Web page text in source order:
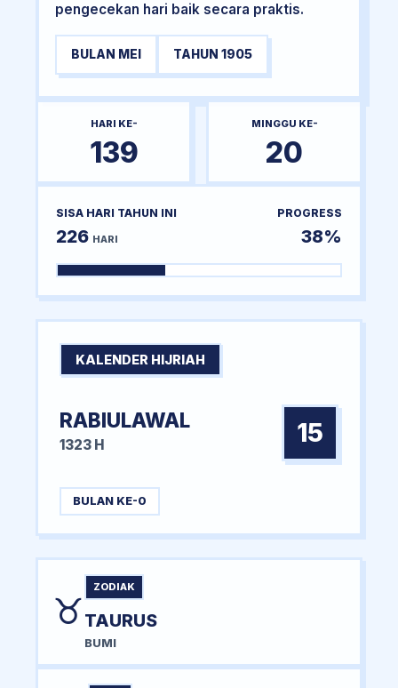
pengecekan hari baik secara praktis.
BULAN MEI TAHUN 1905
HARI KE-
139
MINGGU KE-
20
SISA HARI TAHUN INI
226 HARI
PROGRESS
38%
KALENDER HIJRIAH
RABIULAWAL
1323 H 15
BULAN KE-0
♉
ZODIAK
TAURUS
BUMI